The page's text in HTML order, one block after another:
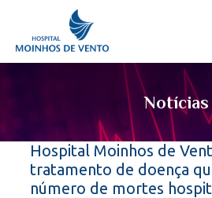
Notícias
Hospital Moinhos de
tratamento de doença
número de mortes